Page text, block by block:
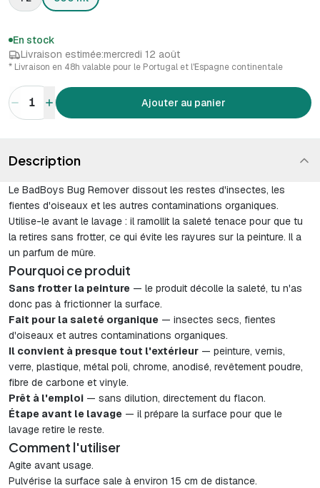
En stock
Livraison estimée:mercredi 12 août
* Livraison en 48h valable pour le Portugal et l'Espagne continentale
1 Ajouter au panier
Description
Le BadBoys Bug Remover dissout les restes d'insectes, les
fientes d'oiseaux et les autres contaminations organiques.
Utilise-le avant le lavage : il ramollit la saleté tenace pour que tu
la retires sans frotter, ce qui évite les rayures sur la peinture. Il a
un parfum de mûre.
Pourquoi ce produit
Sans frotter la peinture — le produit décolle la saleté, tu n'as
donc pas à frictionner la surface.
Fait pour la saleté organique — insectes secs, fientes
d'oiseaux et autres contaminations organiques.
Il convient à presque tout l'extérieur — peinture, vernis,
verre, plastique, métal poli, chrome, anodisé, revêtement poudre,
fibre de carbone et vinyle.
Prêt à l'emploi — sans dilution, directement du flacon.
Étape avant le lavage — il prépare la surface pour que le
lavage retire le reste.
Comment l'utiliser
Agite avant usage.
Pulvérise la surface sale à environ 15 cm de distance.